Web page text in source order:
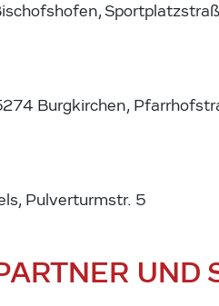
Burgkirchen,
Pulverturmstr. 5
UND